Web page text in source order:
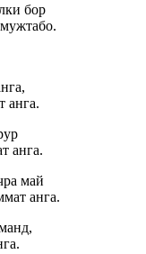
бор
анга.
анга.
май
анга.